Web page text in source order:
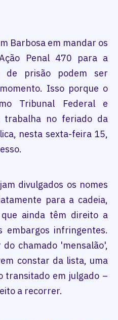
Barbosa em mandar os
Penal 470 para a
de prisão podem ser
Isso porque o
Tribunal Federal e
trabalha no feriado da
nesta sexta-feira 15,
divulgados os nomes
para a cadeia,
ainda têm direito a
embargos infringentes.
chamado 'mensalão',
constar da lista, uma
transitado em julgado –
a recorrer.